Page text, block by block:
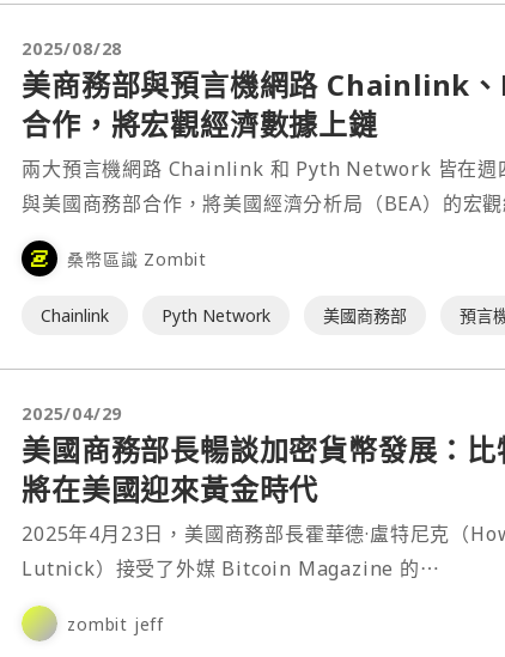
2025/08/28
美商務部與預言機網路 Chainlink
合作，將宏觀經濟數據上鏈
兩大預言機網路 Chainlink 和 Pyth Network 皆在週
與美國商務部合作，將美國經濟分析局（BEA）的宏觀
桑幣區識 Zombit
Chainlink Pyth Network 美國商務部 預言
2025/04/29
美國商務部長暢談加密貨幣發展：比
將在美國迎來黃金時代
2025年4月23日，美國商務部長霍華德·盧特尼克（
Lutnick）接受了外媒 Bitcoin Magazine 的⋯
zombit jeff